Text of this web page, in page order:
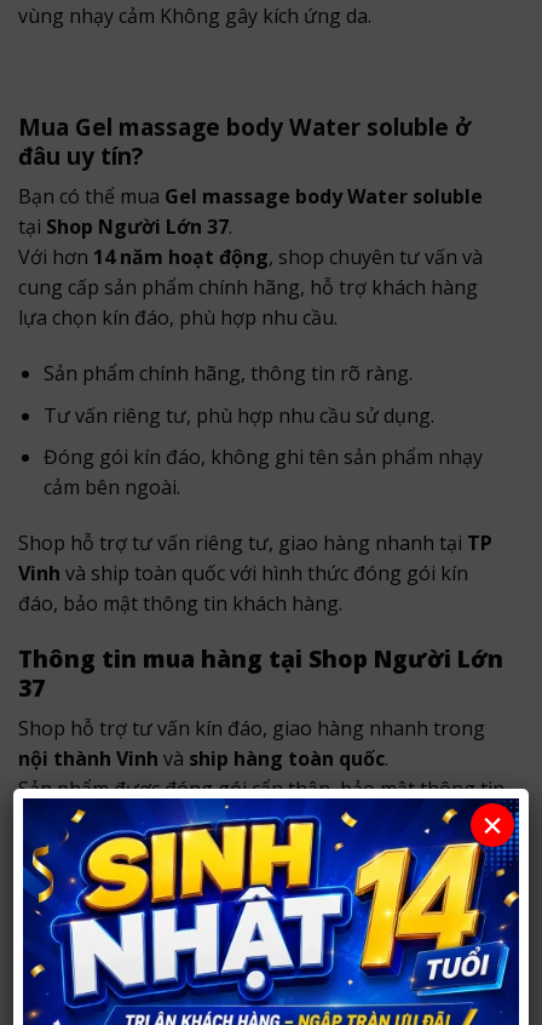
vùng nhạy cảm Không gây kích ứng da.
Mua Gel massage body Water soluble ở
đâu uy tín?
Bạn có thể mua Gel massage body Water soluble
tại Shop Người Lớn 37.
Với hơn 14 năm hoạt động, shop chuyên tư vấn và
cung cấp sản phẩm chính hãng, hỗ trợ khách hàng
lựa chọn kín đáo, phù hợp nhu cầu.
Sản phẩm chính hãng, thông tin rõ ràng.
Tư vấn riêng tư, phù hợp nhu cầu sử dụng.
Đóng gói kín đáo, không ghi tên sản phẩm nhạy
cảm bên ngoài.
Shop hỗ trợ tư vấn riêng tư, giao hàng nhanh tại TP
Vinh và ship toàn quốc với hình thức đóng gói kín
đáo, bảo mật thông tin khách hàng.
Thông tin mua hàng tại Shop Người Lớn
37
Shop hỗ trợ tư vấn kín đáo, giao hàng nhanh trong
nội thành Vinh và ship hàng toàn quốc.
Sản phẩm được đóng gói cẩn thận, bảo mật thông tin
khách hàng và không ghi tên sản phẩm nhạy cảm
bên ngoài.
Địa chỉ cửa hàng:
Cơ sở 1:
290 Võ Nguyên Hiến, TP Vinh, Nghệ An
×